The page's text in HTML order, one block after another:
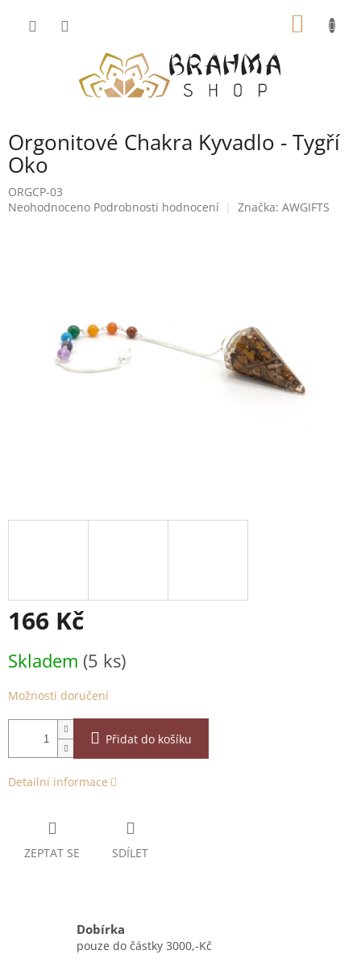
Orgonitové Chakra Kyvadlo - Tygří
Oko
ORGCP-03
Průměrné
Neohodnoceno Podrobnosti hodnocení Značka: AWGIFTS
166 Kč
cena:
Skladem (5 ks)
Možnosti doručení
Přidat do košíku
Detailní informace
ZEPTAT SE SDÍLET
Dobírka
pouze do částky 3000,-Kč